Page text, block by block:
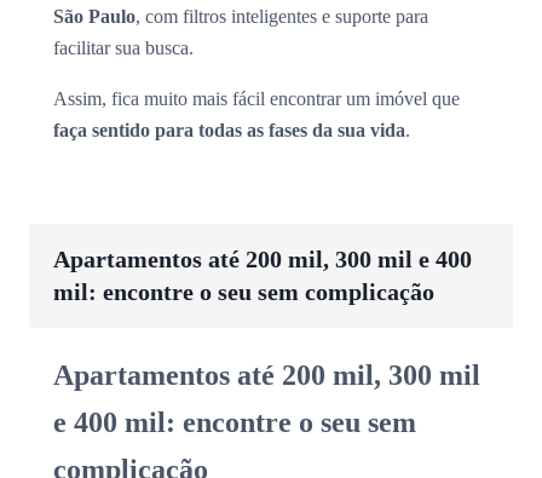
São Paulo, com filtros inteligentes e suporte para
facilitar sua busca.
Assim, fica muito mais fácil encontrar um imóvel que
faça sentido para todas as fases da sua vida.
Apartamentos até 200 mil, 300 mil e 400
mil: encontre o seu sem complicação
Apartamentos até 200 mil, 300 mil
e 400 mil: encontre o seu sem
complicação